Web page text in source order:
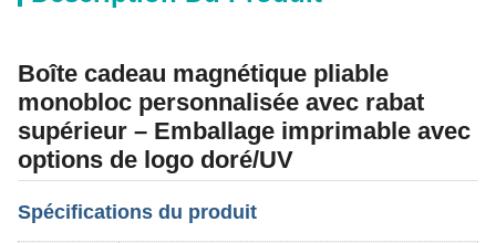
Boîte cadeau magnétique pliable
monobloc personnalisée avec rabat
supérieur – Emballage imprimable avec
options de logo doré/UV
Spécifications du produit